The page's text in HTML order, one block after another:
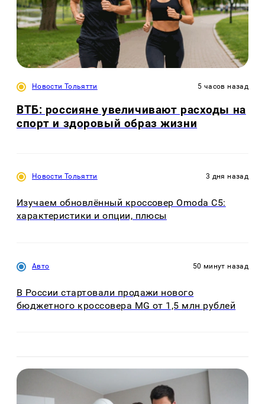
Новости Тольятти 5 часов назад
ВТБ: россияне увеличивают расходы на
спорт и здоровый образ жизни
Новости Тольятти 3 дня назад
Изучаем обновлённый кроссовер Omoda C5:
характеристики и опции, плюсы
Авто 50 минут назад
В России стартовали продажи нового
бюджетного кроссовера MG от 1,5 млн рублей